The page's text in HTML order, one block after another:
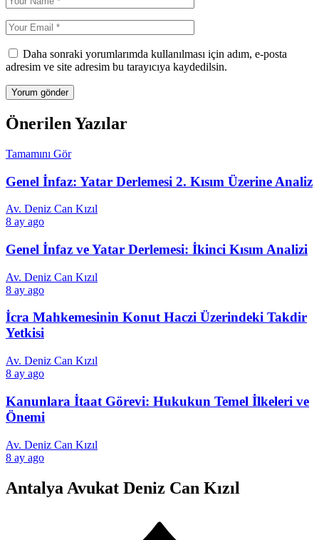
Daha sonraki yorumlarımda kullanılması için adım, e-posta
adresim ve site adresim bu tarayıcıya kaydedilsin.
Önerilen Yazılar
Tamamını Gör
Genel İnfaz: Yatar Derlemesi 2. Kısım Üzerine Analiz
Av. Deniz Can Kızıl
8 ay ago
Genel İnfaz ve Yatar Derlemesi: İkinci Kısım Analizi
Av. Deniz Can Kızıl
8 ay ago
İcra Mahkemesinin Konut Haczi Üzerindeki Takdir
Yetkisi
Av. Deniz Can Kızıl
8 ay ago
Kanunlara İtaat Görevi: Hukukun Temel İlkeleri ve
Önemi
Av. Deniz Can Kızıl
8 ay ago
Antalya Avukat Deniz Can Kızıl